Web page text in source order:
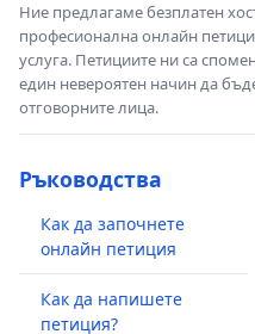
Ние предлагаме безплатен
професионална онлайн
услуга. Петициите ни са
един невероятен начин да
отговорните лица.
Ръководства
Как да започнете
онлайн петиция
Как да напишете
петиция?